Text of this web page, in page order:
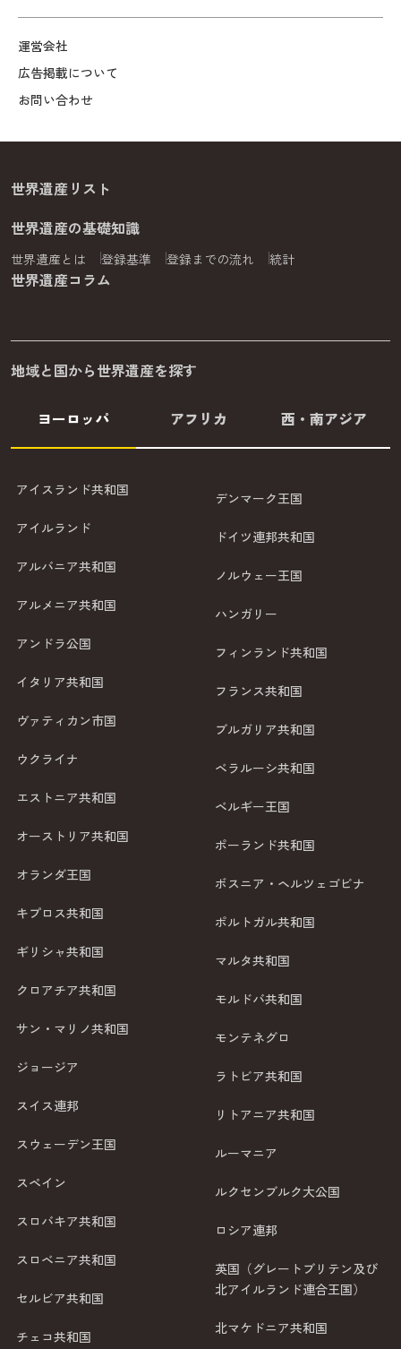
運営会社
広告掲載について
お問い合わせ
世界遺産リスト
世界遺産の基礎知識
世界遺産とは 登録基準 登録までの流れ 統計
世界遺産コラム
地域と国から世界遺産を探す
ヨーロッパ アフリカ 西・南アジア
アイスランド共和国
アイルランド
アルバニア共和国
アルメニア共和国
アンドラ公国
イタリア共和国
ヴァティカン市国
ウクライナ
エストニア共和国
オーストリア共和国
オランダ王国
キプロス共和国
ギリシャ共和国
クロアチア共和国
サン・マリノ共和国
ジョージア
スイス連邦
スウェーデン王国
スペイン
スロバキア共和国
スロベニア共和国
セルビア共和国
チェコ共和国
デンマーク王国
ドイツ連邦共和国
ノルウェー王国
ハンガリー
フィンランド共和国
フランス共和国
ブルガリア共和国
ベラルーシ共和国
ベルギー王国
ポーランド共和国
ボスニア・ヘルツェゴビナ
ポルトガル共和国
マルタ共和国
モルドバ共和国
モンテネグロ
ラトビア共和国
リトアニア共和国
ルーマニア
ルクセンブルク大公国
ロシア連邦
英国（グレートブリテン及び
北アイルランド連合王国）
北マケドニア共和国